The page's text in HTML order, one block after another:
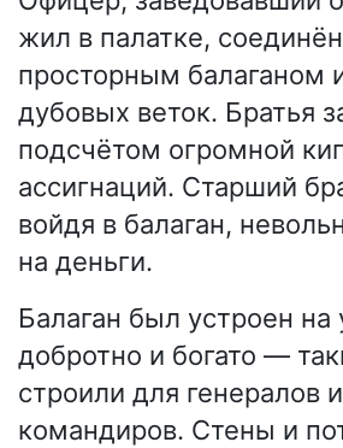
жил в палатке,
просторным балаганом
дубовых веток. Братья
подсчётом огромной
ассигнаций. Старший
войдя в балаган,
на деньги.
Балаган был устроен на
добротно и богато —
строили для генералов
командиров. Стены и